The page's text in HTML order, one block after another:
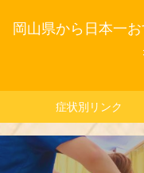
岡山県から日本一
症状別リンク